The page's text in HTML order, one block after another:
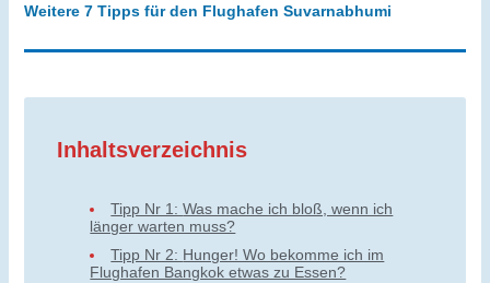
Weitere 7 Tipps für den Flughafen Suvarnabhumi
Inhaltsverzeichnis
Tipp Nr 1: Was mache ich bloß, wenn ich
länger warten muss?
Tipp Nr 2: Hunger! Wo bekomme ich im
Flughafen Bangkok etwas zu Essen?